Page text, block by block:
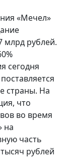
«Мечел»
млрд рублей.
сегодня
страны. На
что
во время
на
часть
рублей